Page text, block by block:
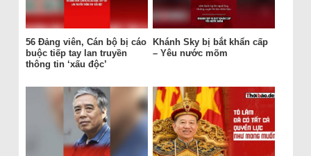
56 Đảng viên, Cán bộ bị cáo
buộc tiếp tay lan truyền
thông tin ‘xấu độc’
Khánh Sky bị bắt khẩn cấp
– Yêu nước mõm